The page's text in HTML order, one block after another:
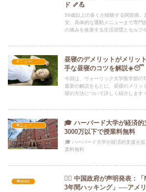
ド 🦴💪
50歳以上の多くが経験する関節痛。
安、具体的な運動メニューまで専門
の痛みを改善する生活習慣とセルフ
昼寝のデメリットがメリッ
手な昼寝のコツを解説☀️😴
今回は、ウォーリック大学医学部の
最新の解説をもとに、昼寝のメリッ
寝の方法について詳しく紹介します！
🎓 ハーバード大学が経済的
3000万以下で授業料無料
🎓 ハーバード大学が経済的支援を
業料無料
#news
🕵️‍♂️ 中国政府が声明発表：
3年間ハッキング」──アメ